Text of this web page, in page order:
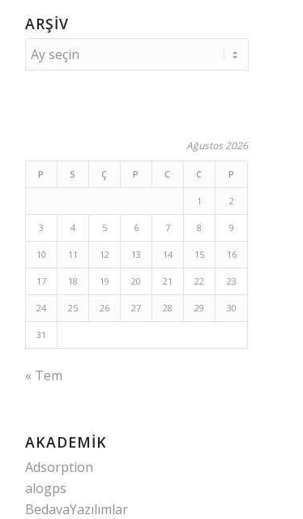
ARŞIV
Ağustos 2026
P S Ç P C C P
1 2
3 4 5 6 7 8 9
10 11 12 13 14 15 16
17 18 19 20 21 22 23
24 25 26 27 28 29 30
31
« Tem
AKADEMIK
Adsorption
alogps
BedavaYazılımlar